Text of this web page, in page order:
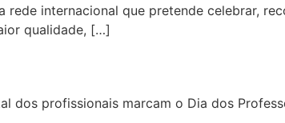
internacional que pretende celebrar,
qualidade, […]
profissionais marcam o Dia dos